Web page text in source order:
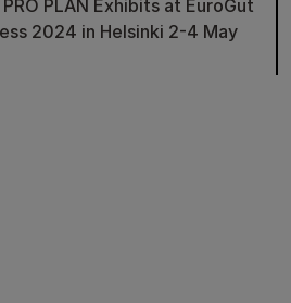
PRO PLAN Exhibits at EuroGut
2024 in Helsinki 2-4 May